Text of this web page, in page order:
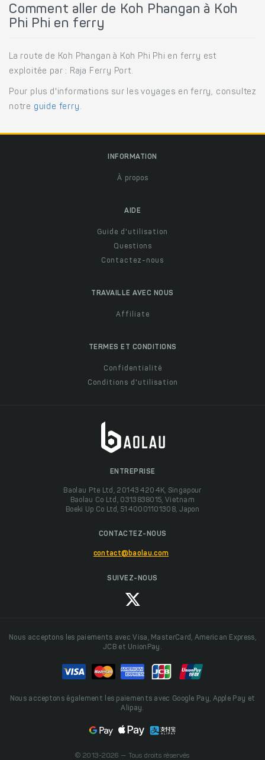
Comment aller de Koh Phangan à Koh
Phi Phi en ferry
La route de Koh Phangan à Koh Phi Phi en ferry est
exploitée par : Raja Ferry Port.
Pour plus d'informations sur les voyages en ferry, consultez
notre guide ferry .
INFORMATION
À propos
AIDE
Guide d'utilisation
Questions
Contactez-nous
TRAVAILLE AVEC NOUS
Affiliate
TERMES ET CONDITIONS
Confidentialité
Conditions d'utilisation
ENTREPRISE
Baolau Pte Ltd, 201434204K, Singapour
Baolau Co Ltd, 0313838015, Vietnam
Boeki Up Co Ltd, 5140001101308, Japon
CONTACTEZ-NOUS
contact@baolau.com
SUIVEZ-NOUS
Nous acceptons les paiements avec Visa, MasterCard, American Express,
JCB et UnionPay.
Nous acceptons également les paiements avec Google Pay, Apple Pay et
Alipay.
© 2013-2026 — Tous droits réservés